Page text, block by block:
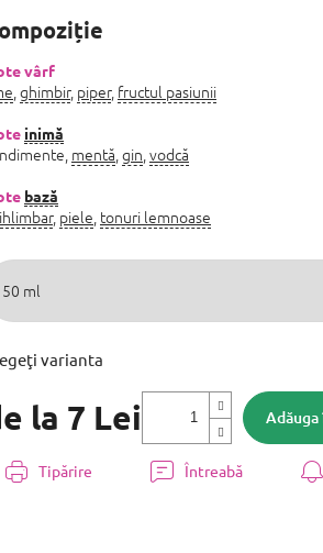
la 7 Lei
varianta
Adăuga
vârf
ghimbir, piper, fructul pasiunii
inimă
mentă gin vodcă
bază
, piele tonuri lemnoase
Tipărire Întreabă